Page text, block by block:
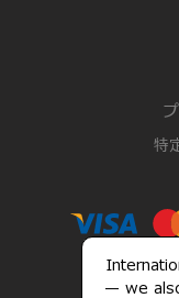
— we
特